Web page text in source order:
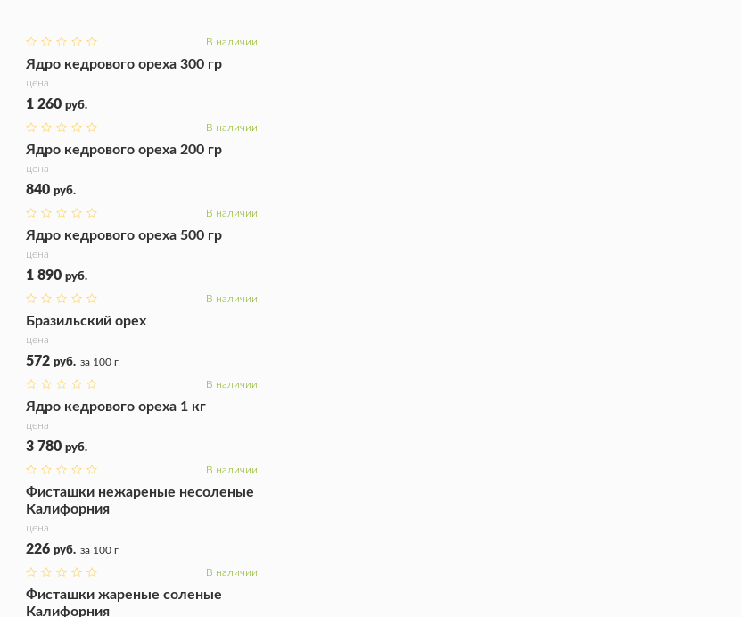
Купить В наличии
Ядро кедрового ореха 300 гр
цена
1 260 руб.
Купить В наличии
Ядро кедрового ореха 200 гр
цена
840 руб.
Купить В наличии
Ядро кедрового ореха 500 гр
цена
1 890 руб.
Купить В наличии
Бразильский орех
цена
572 руб. за 100 г
Купить В наличии
Ядро кедрового ореха 1 кг
цена
3 780 руб.
Купить В наличии
Фисташки нежареные несоленые
Калифорния
цена
226 руб. за 100 г
Купить В наличии
Фисташки жареные соленые
Калифорния